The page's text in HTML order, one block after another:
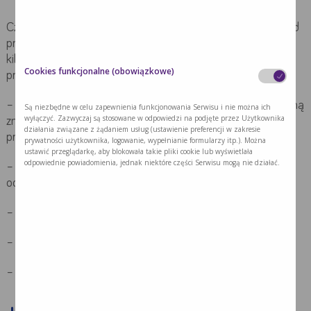
Czas powstania odleżyn jest zmienny, ale zawsze krótszy od
procesu leczenia, który może trwać nawet kilkanaście lub
kilkadziesiąt miesięcy. Dlatego należy duży nacisk kłaść na
profilaktykę. Działania te powinny polegać na:
– minimalizacji sił nacisku i tarcia na skórę poprzez regularną
zmianę pozycji ciała i stosowanie materacy
przeciwodleżynowych,
– pielęgnację skóry, utrzymanie jej w czystości i suchości i
ochronę przed szkodliwymi czynnikami zewnętrznymi,
– leczenie chorób współistniejących,
– zadbanie o prawidłowe odżywienie i nawodnienie
– wyrównanie zaburzeń metabolicznych.
Cookies funkcjonalne (obowiązkowe)
Są niezbędne w celu zapewnienia funkcjonowania Serwisu i nie można ich
wyłączyć. Zazwyczaj są stosowane w odpowiedzi na podjęte przez Użytkownika
działania związane z żądaniem usług (ustawienie preferencji w zakresie
prywatności użytkownika, logowanie, wypełnianie formularzy itp.). Można
ustawić przeglądarkę, aby blokowała takie pliki cookie lub wyświetlała
odpowiednie powiadomienia, jednak niektóre części Serwisu mogą nie działać.